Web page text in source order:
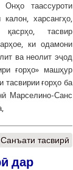
таассуроти
харсангҳо,
қасрҳо, тасвир
ки одамони
ва неолит эҷод
ғорҳо» машҳур
тасвирии ғорҳо ба
Марселино-Санс
тасвирӣ
дар